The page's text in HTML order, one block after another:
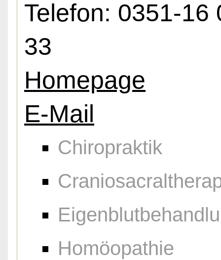
Telefon: 0351-16
33
Homepage
E-Mail
Chiropraktik
Homöopathie